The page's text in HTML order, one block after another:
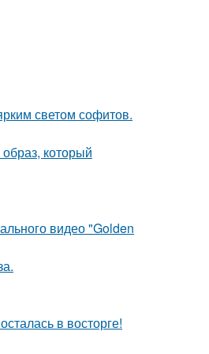
светом софитов.
который
видео "Golden
в восторге!